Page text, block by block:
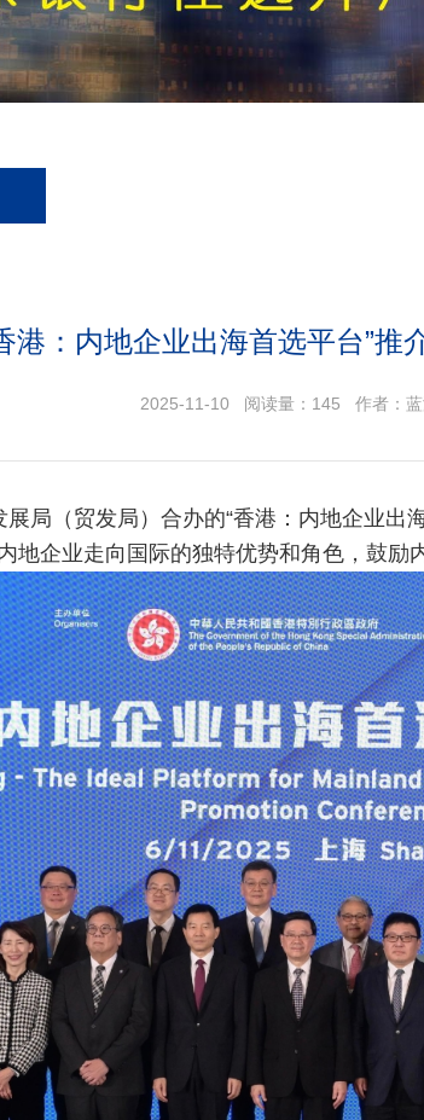
港：内地企业出海首选平台”推
2025-11-10 阅读量： 145 作者：蓝
局（贸发局）合办的“香港：内地企业出
地企业走向国际的独特优势和角色，鼓励